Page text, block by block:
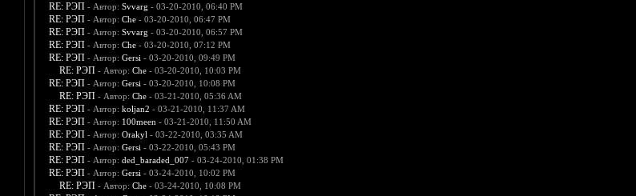
RE: РЭП - Автор: Svvarg - 03-20-2010, 06:40 PM
RE: РЭП - Автор: Che- 03-20-2010, 06:47 PM
RE: РЭП - Автор: Svvarg - 03-20-2010, 06:57 PM
RE: РЭП - Автор: Che- 03-20-2010, 07:12 PM
RE: РЭП - Автор: Gersi - 03-20-2010, 09:49 PM
RE: РЭП - Автор: Che- 03-20-2010, 10:03 PM
RE: РЭП - Автор: Gersi - 03-20-2010, 10:08 PM
RE: РЭП - Автор: Che- 03-21-2010, 05:36 AM
RE: РЭП - Автор: koljan2 - 03-21-2010, 11:37 AM
RE: РЭП - Автор: 100meen - 03-21-2010, 11:50 AM
RE: РЭП - Автор: Orakyl - 03-22-2010, 03:35 AM
RE: РЭП - Автор: Gersi - 03-22-2010, 05:43 PM
RE: РЭП - Автор: ded_baraded_007- 03-24-2010, 01:38 PM
RE: РЭП - Автор: Gersi - 03-24-2010, 10:02 PM
RE: РЭП - Автор: Che- 03-24-2010, 10:08 PM